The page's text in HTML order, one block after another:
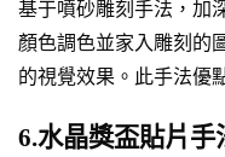
基于噴砂雕刻手法，加
顏色調色並家入雕刻的
的視覺效果。此手法優
6.水晶獎盃貼片手